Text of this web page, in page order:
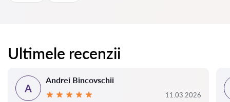
Ultimele recenzii
A
Andrei Bincovschii
11.03.2026